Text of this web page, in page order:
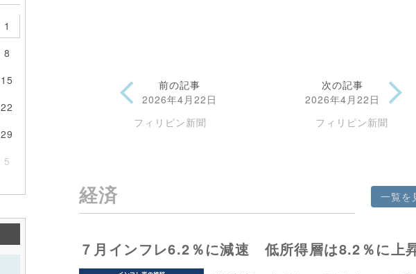
1
8
15
22
29
5
前の記事
2026年4月22日
フィリピン新聞
次の記事
2026年4月22日
フィリピン新聞
経済 一覧を
７月インフレ6.2％に減速 低所得層は8.2％に上